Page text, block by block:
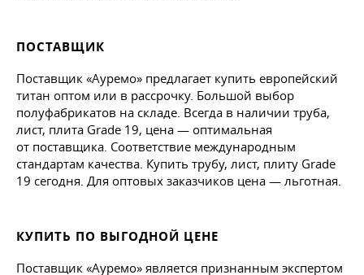
ПОСТАВЩИК
Поставщик «Ауремо» предлагает купить европейский
титан оптом или в рассрочку. Большой выбор
полуфабрикатов на складе. Всегда в наличии труба,
лист, плита Grade 19, цена — оптимальная
от поставщика. Соответствие международным
стандартам качества. Купить трубу, лист, плиту Grade
19 сегодня. Для оптовых заказчиков цена — льготная.
КУПИТЬ ПО ВЫГОДНОЙ ЦЕНЕ
Поставщик «Ауремо» является признанным экспертом